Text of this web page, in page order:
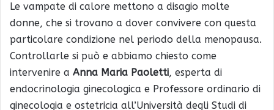
Le vampate di calore mettono a disagio molte
donne, che si trovano a dover convivere con questa
particolare condizione nel periodo della menopausa.
Controllarle si può e abbiamo chiesto come
intervenire a Anna Maria Paoletti, esperta di
endocrinologia ginecologica e Professore ordinario di
ginecologia e ostetricia all’Università degli Studi di